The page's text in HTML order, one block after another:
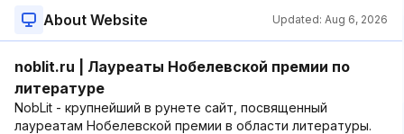
About Website Updated: Aug 6, 2026
noblit.ru | Лауреаты Нобелевской премии по
литературе
NobLit - крупнейший в рунете сайт, посвященный
лауреатам Нобелевской премии в области литературы.